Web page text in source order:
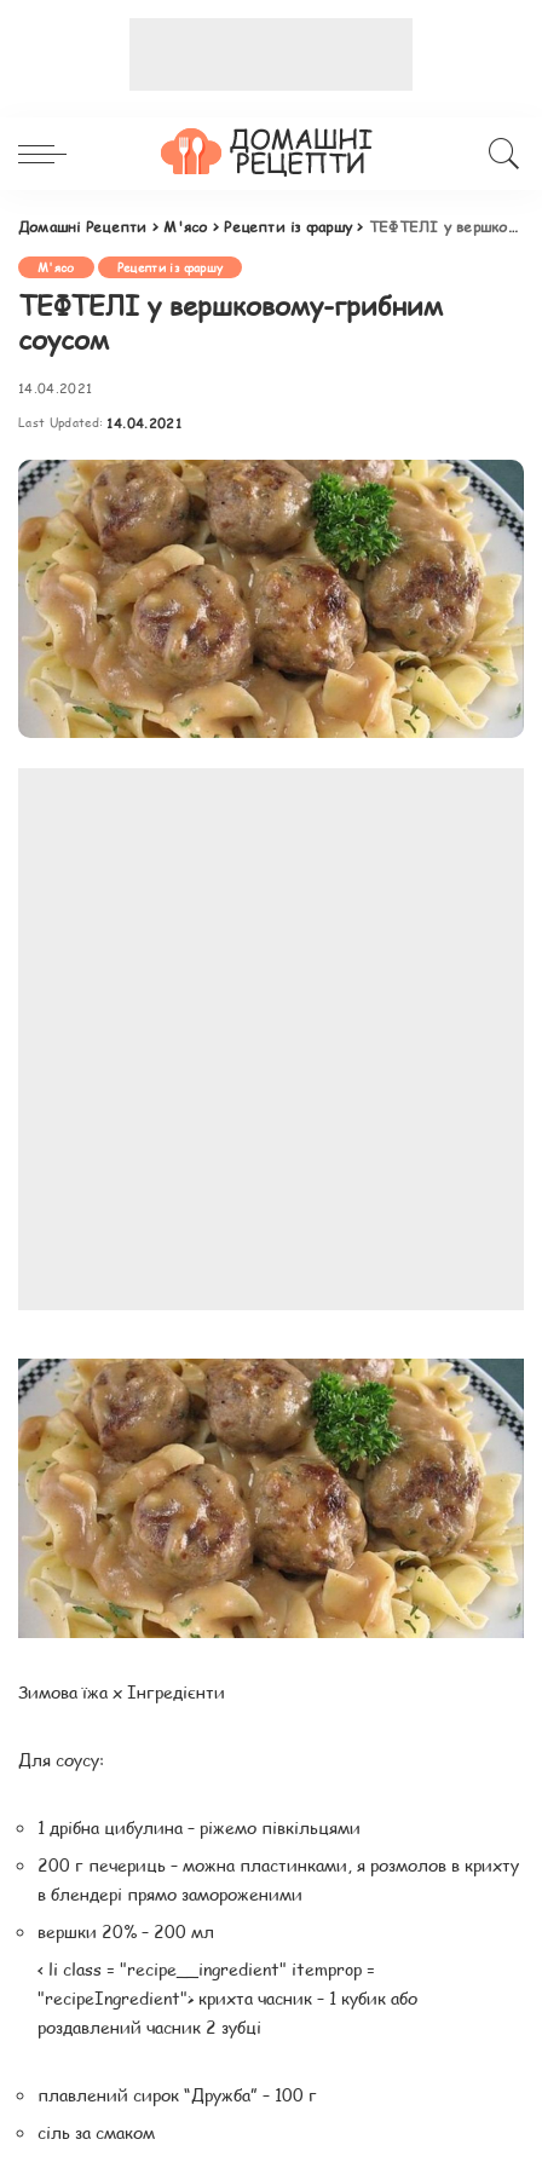
Домашні Рецепти >М'ясо>Рецепти із фаршу> ТЕФТЕЛІ у вершковому-грибним соусом
М'ясо Рецепти із фаршу
ТЕФТЕЛІ у вершковому-грибним
соусом
14.04.2021
Last Updated: 14.04.2021
Зимова їжа x Інгредієнти
Для соусу:
1 дрібна цибулина – ріжемо півкільцями
200 г печериць – можна пластинками, я розмолов в крихту
в блендері прямо замороженими
вершки 20% – 200 мл
< li class = "recipe__ingredient" itemprop =
"recipeIngredient"> крихта часник – 1 кубик або
роздавлений часник 2 зубці
плавлений сирок “Дружба” – 100 г
сіль за смаком